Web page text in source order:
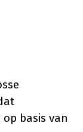
basis van